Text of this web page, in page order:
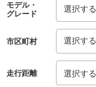
モデル・
グレード
選択する
市区町村 選択する
走行距離